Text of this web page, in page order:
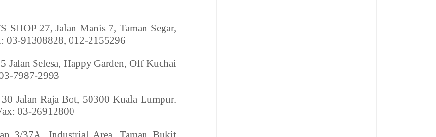
SHOP 27, Jalan Manis 7, Taman Segar,
03-91308828, 012-2155296
Jalan Selesa, Happy Garden, Off Kuchai
7987-2993
Jalan Raja Bot, 50300 Kuala Lumpur.
03-26912800
3/37A, Industrial Area, Taman Bukit